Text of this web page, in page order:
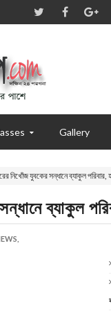
Gallery
নিখোঁজ যুবকের সন্ধানে ব্যাকুল
ব্যাকুল